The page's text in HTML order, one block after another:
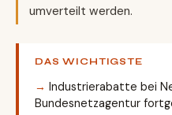
umverteilt werden.
DAS WICHTIGSTE
Industrierabatte bei
Bundesnetzagentur